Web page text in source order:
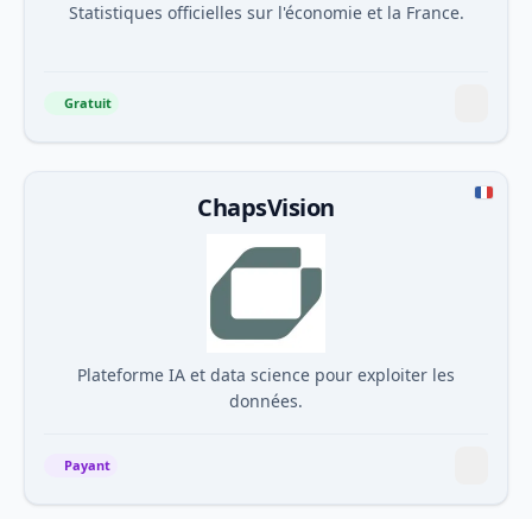
Statistiques officielles sur l'économie et la France.
Gratuit
ChapsVision
Plateforme IA et data science pour exploiter les
données.
Payant